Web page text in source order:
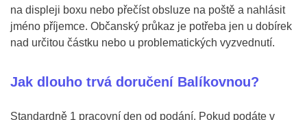
na displeji boxu nebo přečíst obsluze na poště a nahlásit
jméno příjemce. Občanský průkaz je potřeba jen u dobírek
nad určitou částku nebo u problematických vyzvednutí.
Jak dlouho trvá doručení Balíkovnou?
Standardně 1 pracovní den od podání. Pokud podáte v